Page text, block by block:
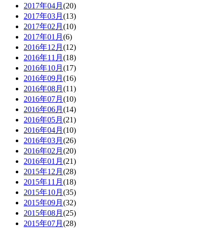
2017年04月 (20)
2017年03月 (13)
2017年02月 (10)
2017年01月 (6)
2016年12月 (12)
2016年11月 (18)
2016年10月 (17)
2016年09月 (16)
2016年08月 (11)
2016年07月 (10)
2016年06月 (14)
2016年05月 (21)
2016年04月 (10)
2016年03月 (26)
2016年02月 (20)
2016年01月 (21)
2015年12月 (28)
2015年11月 (18)
2015年10月 (35)
2015年09月 (32)
2015年08月 (25)
2015年07月 (28)